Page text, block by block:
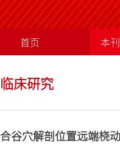
首页 本
临床研究
合谷穴解剖位置远端桡